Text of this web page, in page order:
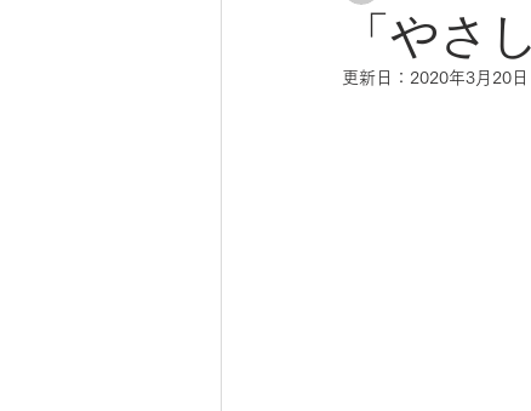
「やさ
更新日： 2020年3月20日